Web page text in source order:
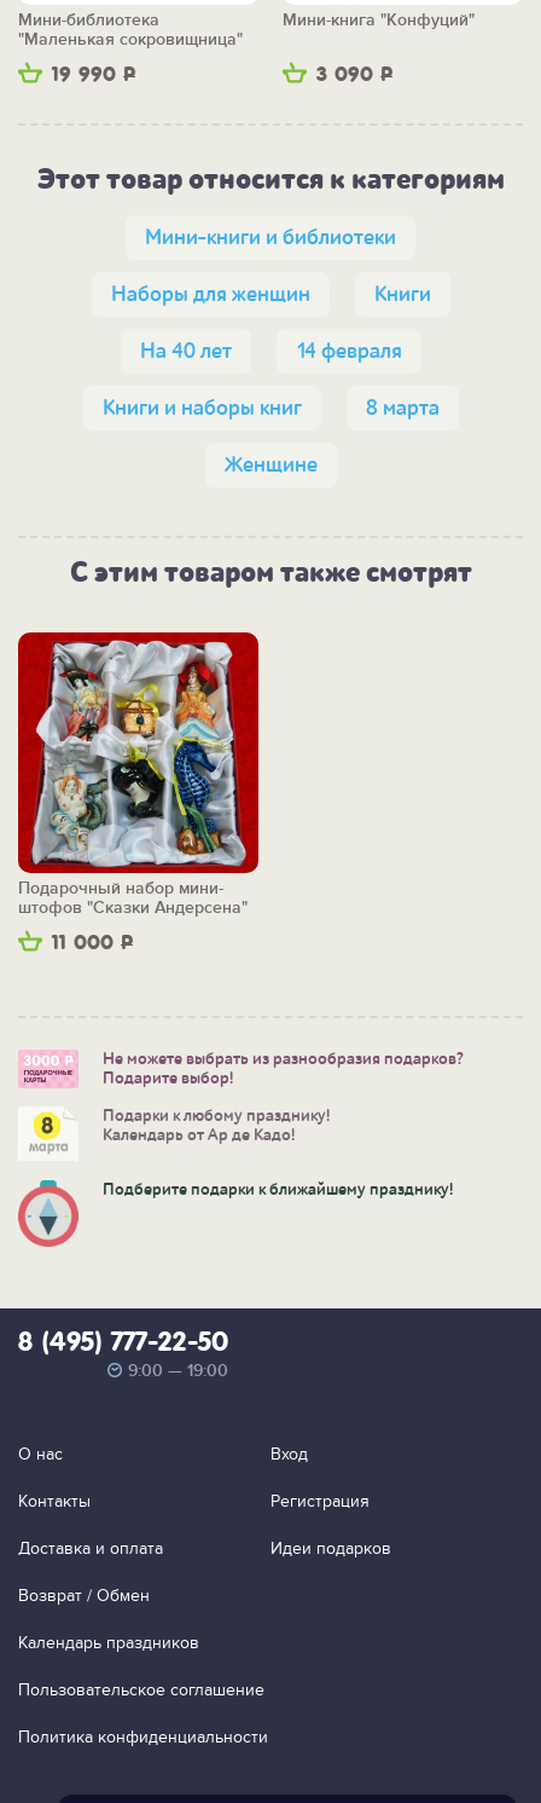
19 990 Р
Мини-библиотека
"Маленькая сокровищница"
3 090 Р
Мини-книга "Конфуций"
Этот товар относится к категориям
Мини-книги и библиотеки
Наборы для женщин Книги
На 40 лет 14 февраля
Книги и наборы книг 8 марта
Женщине
С этим товаром также смотрят
11 000 Р
Подарочный набор мини-
штофов "Сказки Андерсена"
Не можете выбрать из разнообразия подарков?
Подарите выбор!
Подарки к любому празднику!
Календарь от Ар де Кадо!
Подберите подарки к ближайшему празднику!
8 (495) 777-22-50
9:00 — 19:00
О нас
Контакты
Доставка и оплата
Возврат / Обмен
Календарь праздников
Пользовательское соглашение
Политика конфиденциальности
Вход
Регистрация
Идеи подарков